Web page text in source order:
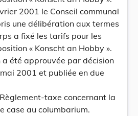
2001 le Conseil communal
une délibération aux termes
a fixé les tarifs pour les
« Konscht an Hobby ».
été approuvée par décision
2001 et publiée en due
taxe concernant la
case au columbarium.